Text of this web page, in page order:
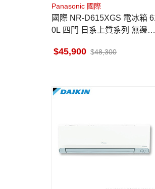
Panasonic 國際
國際 NR-D615XGS 電冰箱 61
0L 四門 日系上質系列 無邊框
45,900 48,300